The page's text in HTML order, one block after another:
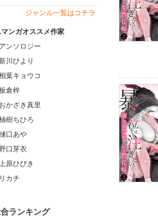
ジャンル一覧はコチラ
ンガオススメ作家
アンソロジー
川ひより
葉キョウコ
倉梓
おかざき真里
樹ちひろ
口あや
口芽衣
原ひびき
リカチ
ランキング